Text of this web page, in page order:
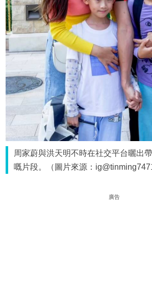
周家蔚與洪天明不時在社交平台曬出
嘅片段。（圖片來源：
廣告